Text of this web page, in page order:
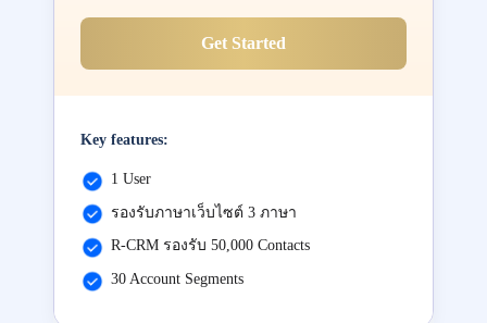
Get Started
Key features:
1 User
รองรับภาษาเว็บไซต์ 3 ภาษา
R-CRM รองรับ 50,000 Contacts
30 Account Segments